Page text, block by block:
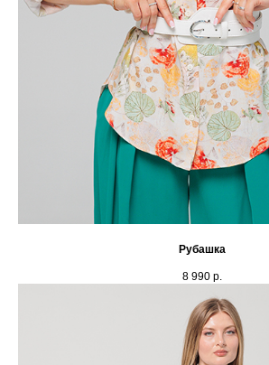
Рубашка
8 990 р.